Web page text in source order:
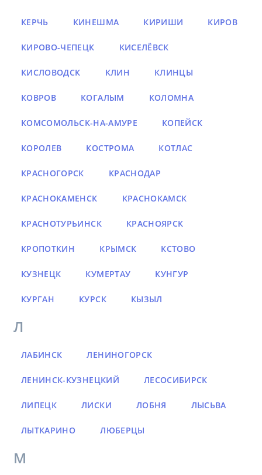
КЕРЧЬ КИНЕШМА КИРИШИ КИРОВ
КИРОВО-ЧЕПЕЦК КИСЕЛЁВСК
КИСЛОВОДСК КЛИН КЛИНЦЫ
КОВРОВ КОГАЛЫМ КОЛОМНА
КОМСОМОЛЬСК-НА-АМУРЕ КОПЕЙСК
КОРОЛЕВ КОСТРОМА КОТЛАС
КРАСНОГОРСК КРАСНОДАР
КРАСНОКАМЕНСК КРАСНОКАМСК
КРАСНОТУРЬИНСК КРАСНОЯРСК
КРОПОТКИН КРЫМСК КСТОВО
КУЗНЕЦК КУМЕРТАУ КУНГУР
КУРГАН КУРСК КЫЗЫЛ
Л
ЛАБИНСК ЛЕНИНОГОРСК
ЛЕНИНСК-КУЗНЕЦКИЙ ЛЕСОСИБИРСК
ЛИПЕЦК ЛИСКИ ЛОБНЯ ЛЫСЬВА
ЛЫТКАРИНО ЛЮБЕРЦЫ
М